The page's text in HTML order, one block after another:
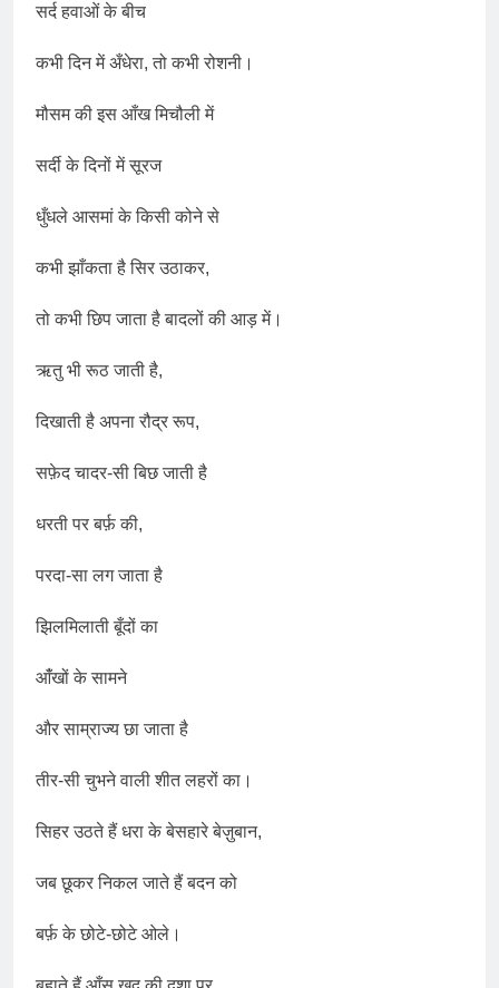
सर्द हवाओं के बीच
कभी दिन में अँधेरा, तो कभी रोशनी।
मौसम की इस आँख मिचौली में
सर्दी के दिनों में सूरज
धुँधले आसमां के किसी कोने से
कभी झाँकता है सिर उठाकर,
तो कभी छिप जाता है बादलों की आड़ में।
ऋतु भी रूठ जाती है,
दिखाती है अपना रौद्र रूप,
सफ़ेद चादर-सी बिछ जाती है
धरती पर बर्फ़ की,
परदा-सा लग जाता है
झिलमिलाती बूँदों का
आंँखों के सामने
और साम्राज्य छा जाता है
तीर-सी चुभने वाली शीत लहरों का।
सिहर उठते हैं धरा के बेसहारे बेज़ुबान,
जब छूकर निकल जाते हैं बदन को
बर्फ़ के छोटे-छोटे ओले।